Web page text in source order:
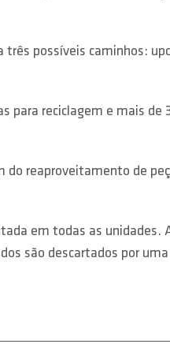
possíveis caminhos:
reciclagem e mais
reaproveitamento de
em todas as
são descartados por